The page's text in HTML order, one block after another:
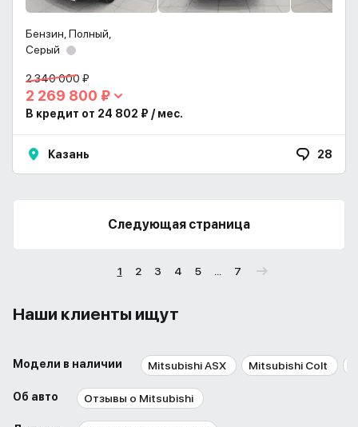
Бензин, Полный,
Серый
2 340 000 ₽
2 269 800 ₽
В кредит от 24 802 ₽ / мес.
Казань 28
Следующая страница
1 2 3 4 5 7
Наши клиенты ищут
Модели в наличии Mitsubishi ASX Mitsubishi Colt
Об авто Отзывы о Mitsubishi